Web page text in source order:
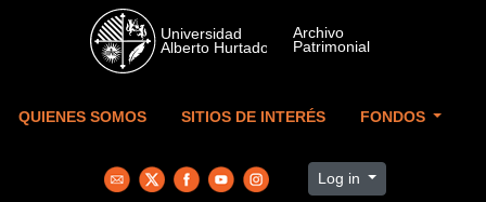
Skip to main content
QUIENES SOMOS SITIOS DE INTERÉS FONDOS
Log in